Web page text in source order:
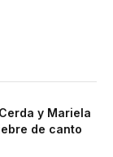
y Mariela
de canto